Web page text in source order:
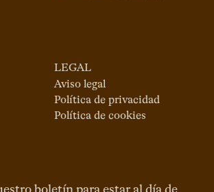
LEGAL
Aviso legal
Política de privacidad
Política de cookies